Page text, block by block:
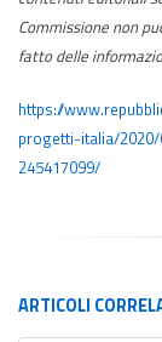
Commissione non
fatto delle
https://
progetti-italia/
245417099/
ARTICOLI